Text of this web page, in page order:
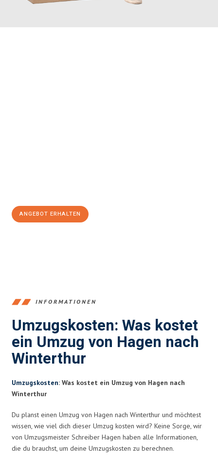
ANGEBOT ERHALTEN
INFORMATIONEN
Umzugskosten: Was kostet
ein Umzug von Hagen nach
Winterthur
Umzugskosten: Was kostet ein Umzug von Hagen nach
Winterthur
Du planst einen Umzug von Hagen nach Winterthur und möchtest
wissen, wie viel dich dieser Umzug kosten wird? Keine Sorge, wir
von Umzugsmeister Schreiber Hagen haben alle Informationen,
die du brauchst, um deine Umzugskosten zu berechnen.